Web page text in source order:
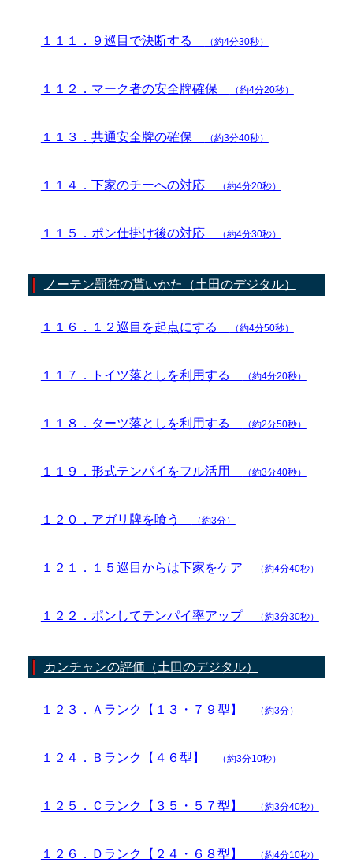
１１１．９巡目で決断する （約4分30秒）
１１２．マーク者の安全牌確保 （約4分20秒）
１１３．共通安全牌の確保 （約3分40秒）
１１４．下家のチーへの対応 （約4分20秒）
１１５．ポン仕掛け後の対応 （約4分30秒）
ノーテン罰符の貰いかた（土田のデジタル）
１１６．１２巡目を起点にする （約4分50秒）
１１７．トイツ落としを利用する （約4分20秒）
１１８．ターツ落としを利用する （約2分50秒）
１１９．形式テンパイをフル活用 （約3分40秒）
１２０．アガリ牌を喰う （約3分）
１２１．１５巡目からは下家をケア （約4分40秒）
１２２．ポンしてテンパイ率アップ （約3分30秒）
カンチャンの評価（土田のデジタル）
１２３．Ａランク【１３・７９型】 （約3分）
１２４．Ｂランク【４６型】 （約3分10秒）
１２５．Ｃランク【３５・５７型】 （約3分40秒）
１２６．Ｄランク【２４・６８型】 （約4分10秒）